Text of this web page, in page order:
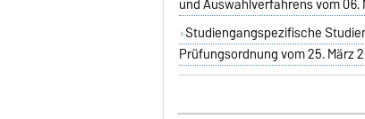
Studiengangspezifische
Prüfungsordnung vom 25. März